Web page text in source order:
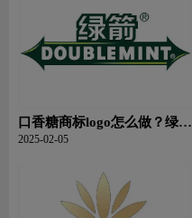
口香糖商标logo怎么做？绿箭
口香糖品牌logo设计
2025-02-05